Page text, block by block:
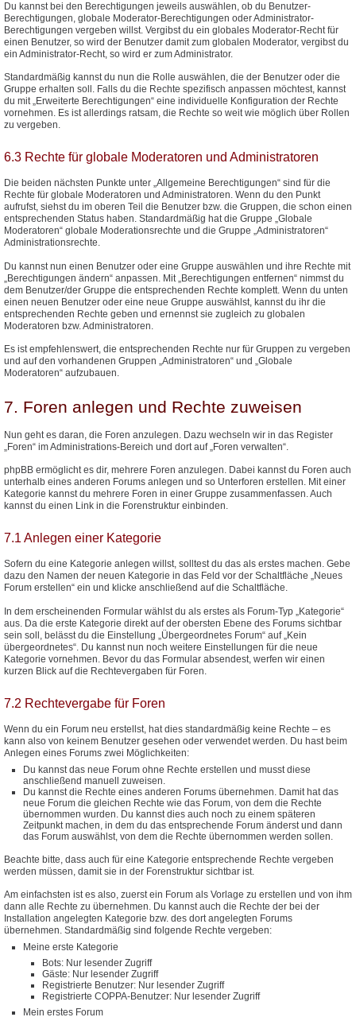
Du kannst bei den Berechtigungen jeweils auswählen, ob du Benutzer-
Berechtigungen, globale Moderator-Berechtigungen oder Administrator-
Berechtigungen vergeben willst. Vergibst du ein globales Moderator-Recht für
einen Benutzer, so wird der Benutzer damit zum globalen Moderator, vergibst du
ein Administrator-Recht, so wird er zum Administrator.
Standardmäßig kannst du nun die Rolle auswählen, die der Benutzer oder die
Gruppe erhalten soll. Falls du die Rechte spezifisch anpassen möchtest, kannst
du mit „Erweiterte Berechtigungen“ eine individuelle Konfiguration der Rechte
vornehmen. Es ist allerdings ratsam, die Rechte so weit wie möglich über Rollen
zu vergeben.
6.3 Rechte für globale Moderatoren und Administratoren
Die beiden nächsten Punkte unter „Allgemeine Berechtigungen“ sind für die
Rechte für globale Moderatoren und Administratoren. Wenn du den Punkt
aufrufst, siehst du im oberen Teil die Benutzer bzw. die Gruppen, die schon einen
entsprechenden Status haben. Standardmäßig hat die Gruppe „Globale
Moderatoren“ globale Moderationsrechte und die Gruppe „Administratoren“
Administrationsrechte.
Du kannst nun einen Benutzer oder eine Gruppe auswählen und ihre Rechte mit
„Berechtigungen ändern“ anpassen. Mit „Berechtigungen entfernen“ nimmst du
dem Benutzer/der Gruppe die entsprechenden Rechte komplett. Wenn du unten
einen neuen Benutzer oder eine neue Gruppe auswählst, kannst du ihr die
entsprechenden Rechte geben und ernennst sie zugleich zu globalen
Moderatoren bzw. Administratoren.
Es ist empfehlenswert, die entsprechenden Rechte nur für Gruppen zu vergeben
und auf den vorhandenen Gruppen „Administratoren“ und „Globale
Moderatoren“ aufzubauen.
7. Foren anlegen und Rechte zuweisen
Nun geht es daran, die Foren anzulegen. Dazu wechseln wir in das Register
„Foren“ im Administrations-Bereich und dort auf „Foren verwalten“.
phpBB ermöglicht es dir, mehrere Foren anzulegen. Dabei kannst du Foren auch
unterhalb eines anderen Forums anlegen und so Unterforen erstellen. Mit einer
Kategorie kannst du mehrere Foren in einer Gruppe zusammenfassen. Auch
kannst du einen Link in die Forenstruktur einbinden.
7.1 Anlegen einer Kategorie
Sofern du eine Kategorie anlegen willst, solltest du das als erstes machen. Gebe
dazu den Namen der neuen Kategorie in das Feld vor der Schaltfläche „Neues
Forum erstellen“ ein und klicke anschließend auf die Schaltfläche.
In dem erscheinenden Formular wählst du als erstes als Forum-Typ „Kategorie“
aus. Da die erste Kategorie direkt auf der obersten Ebene des Forums sichtbar
sein soll, belässt du die Einstellung „Übergeordnetes Forum“ auf „Kein
übergeordnetes“. Du kannst nun noch weitere Einstellungen für die neue
Kategorie vornehmen. Bevor du das Formular absendest, werfen wir einen
kurzen Blick auf die Rechtevergaben für Foren.
7.2 Rechtevergabe für Foren
Wenn du ein Forum neu erstellst, hat dies standardmäßig keine Rechte – es
kann also von keinem Benutzer gesehen oder verwendet werden. Du hast beim
Anlegen eines Forums zwei Möglichkeiten:
Du kannst das neue Forum ohne Rechte erstellen und musst diese
anschließend manuell zuweisen.
Du kannst die Rechte eines anderen Forums übernehmen. Damit hat das
neue Forum die gleichen Rechte wie das Forum, von dem die Rechte
übernommen wurden. Du kannst dies auch noch zu einem späteren
Zeitpunkt machen, in dem du das entsprechende Forum änderst und dann
das Forum auswählst, von dem die Rechte übernommen werden sollen.
Beachte bitte, dass auch für eine Kategorie entsprechende Rechte vergeben
werden müssen, damit sie in der Forenstruktur sichtbar ist.
Am einfachsten ist es also, zuerst ein Forum als Vorlage zu erstellen und von ihm
dann alle Rechte zu übernehmen. Du kannst auch die Rechte der bei der
Installation angelegten Kategorie bzw. des dort angelegten Forums
übernehmen. Standardmäßig sind folgende Rechte vergeben:
Meine erste Kategorie
Bots: Nur lesender Zugriff
Gäste: Nur lesender Zugriff
Registrierte Benutzer: Nur lesender Zugriff
Registrierte COPPA-Benutzer: Nur lesender Zugriff
Mein erstes Forum